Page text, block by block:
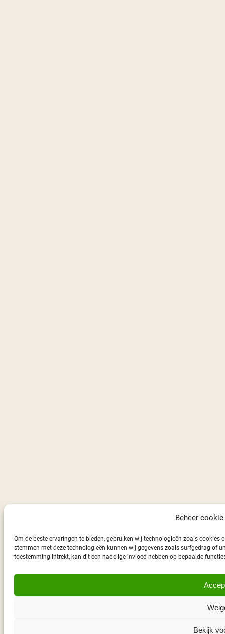
Beheer
Om de beste ervaringen te bieden, gebruiken wij technologieën zoals
stemmen met deze technologieën kunnen wij gegevens zoals surfgedrag of
toestemming intrekt, kan dit een nadelige invloed hebben op bepaalde
Bekijk